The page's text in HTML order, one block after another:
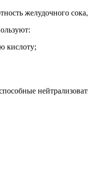
желудочного
кислоту;